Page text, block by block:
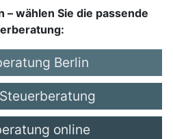
wählen Sie die passende
Berlin
online